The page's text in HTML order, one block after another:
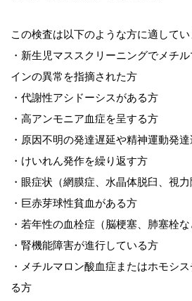
この検査は以下のような方に適してい
・新生児マススクリーニングでメチ
インの異常を指摘された方
・代謝性アシドーシスがある方
・高アンモニア血症を呈する方
・原因不明の発達遅延や精神運動発
・けいれん発作を繰り返す方
・眼症状（網膜症、水晶体脱臼、視
・巨赤芽球性貧血がある方
・若年性の血栓症（脳梗塞、肺塞栓
・腎機能障害が進行している方
・メチルマロン酸血症またはホモシ
る方